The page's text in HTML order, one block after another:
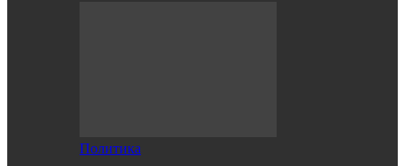
Политика